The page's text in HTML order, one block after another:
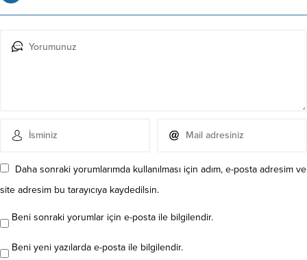
Daha sonraki yorumlarımda kullanılması için adım, e-posta adresim ve
site adresim bu tarayıcıya kaydedilsin.
Beni sonraki yorumlar için e-posta ile bilgilendir.
Beni yeni yazılarda e-posta ile bilgilendir.